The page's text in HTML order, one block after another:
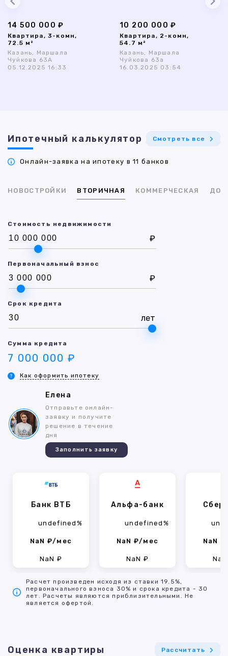
14 500 000 ₽
Квартира, 3-комн,
72.5 м²
Казань, Маршала
Чуйкова 63А
05.12.2025 16:33
10 200 000 ₽
Квартира, 2-комн,
54.7 м²
Казань, Маршала
Чуйкова 63а
16.03.2025 03:54
Ипотечный калькулятор Смотреть все
Онлайн-заявка на ипотеку в 11 банков
НОВОСТРОЙКИ ВТОРИЧНАЯ КОММЕРЧЕСКАЯ ДОМ
Стоимость недвижимости
₽
Первоначальный взнос
₽
Срок кредита
лет
Сумма кредита
7 000 000 ₽
Как оформить ипотеку
Елена
Отправьте онлайн-
заявку и получите
решение в течение
дня
Заполнить заявку
Банк ВТБ
undefined%
NaN ₽/мес
NaN ₽
Альфа-банк
undefined%
NaN ₽/мес
NaN ₽
NaN
Расчет произведен исходя из ставки 19.5%,
первоначального взноса 30% и срока кредита - 30
лет. Расчеты являются приблизительными. Не
является офертой.
Оценка квартиры Рассчитать